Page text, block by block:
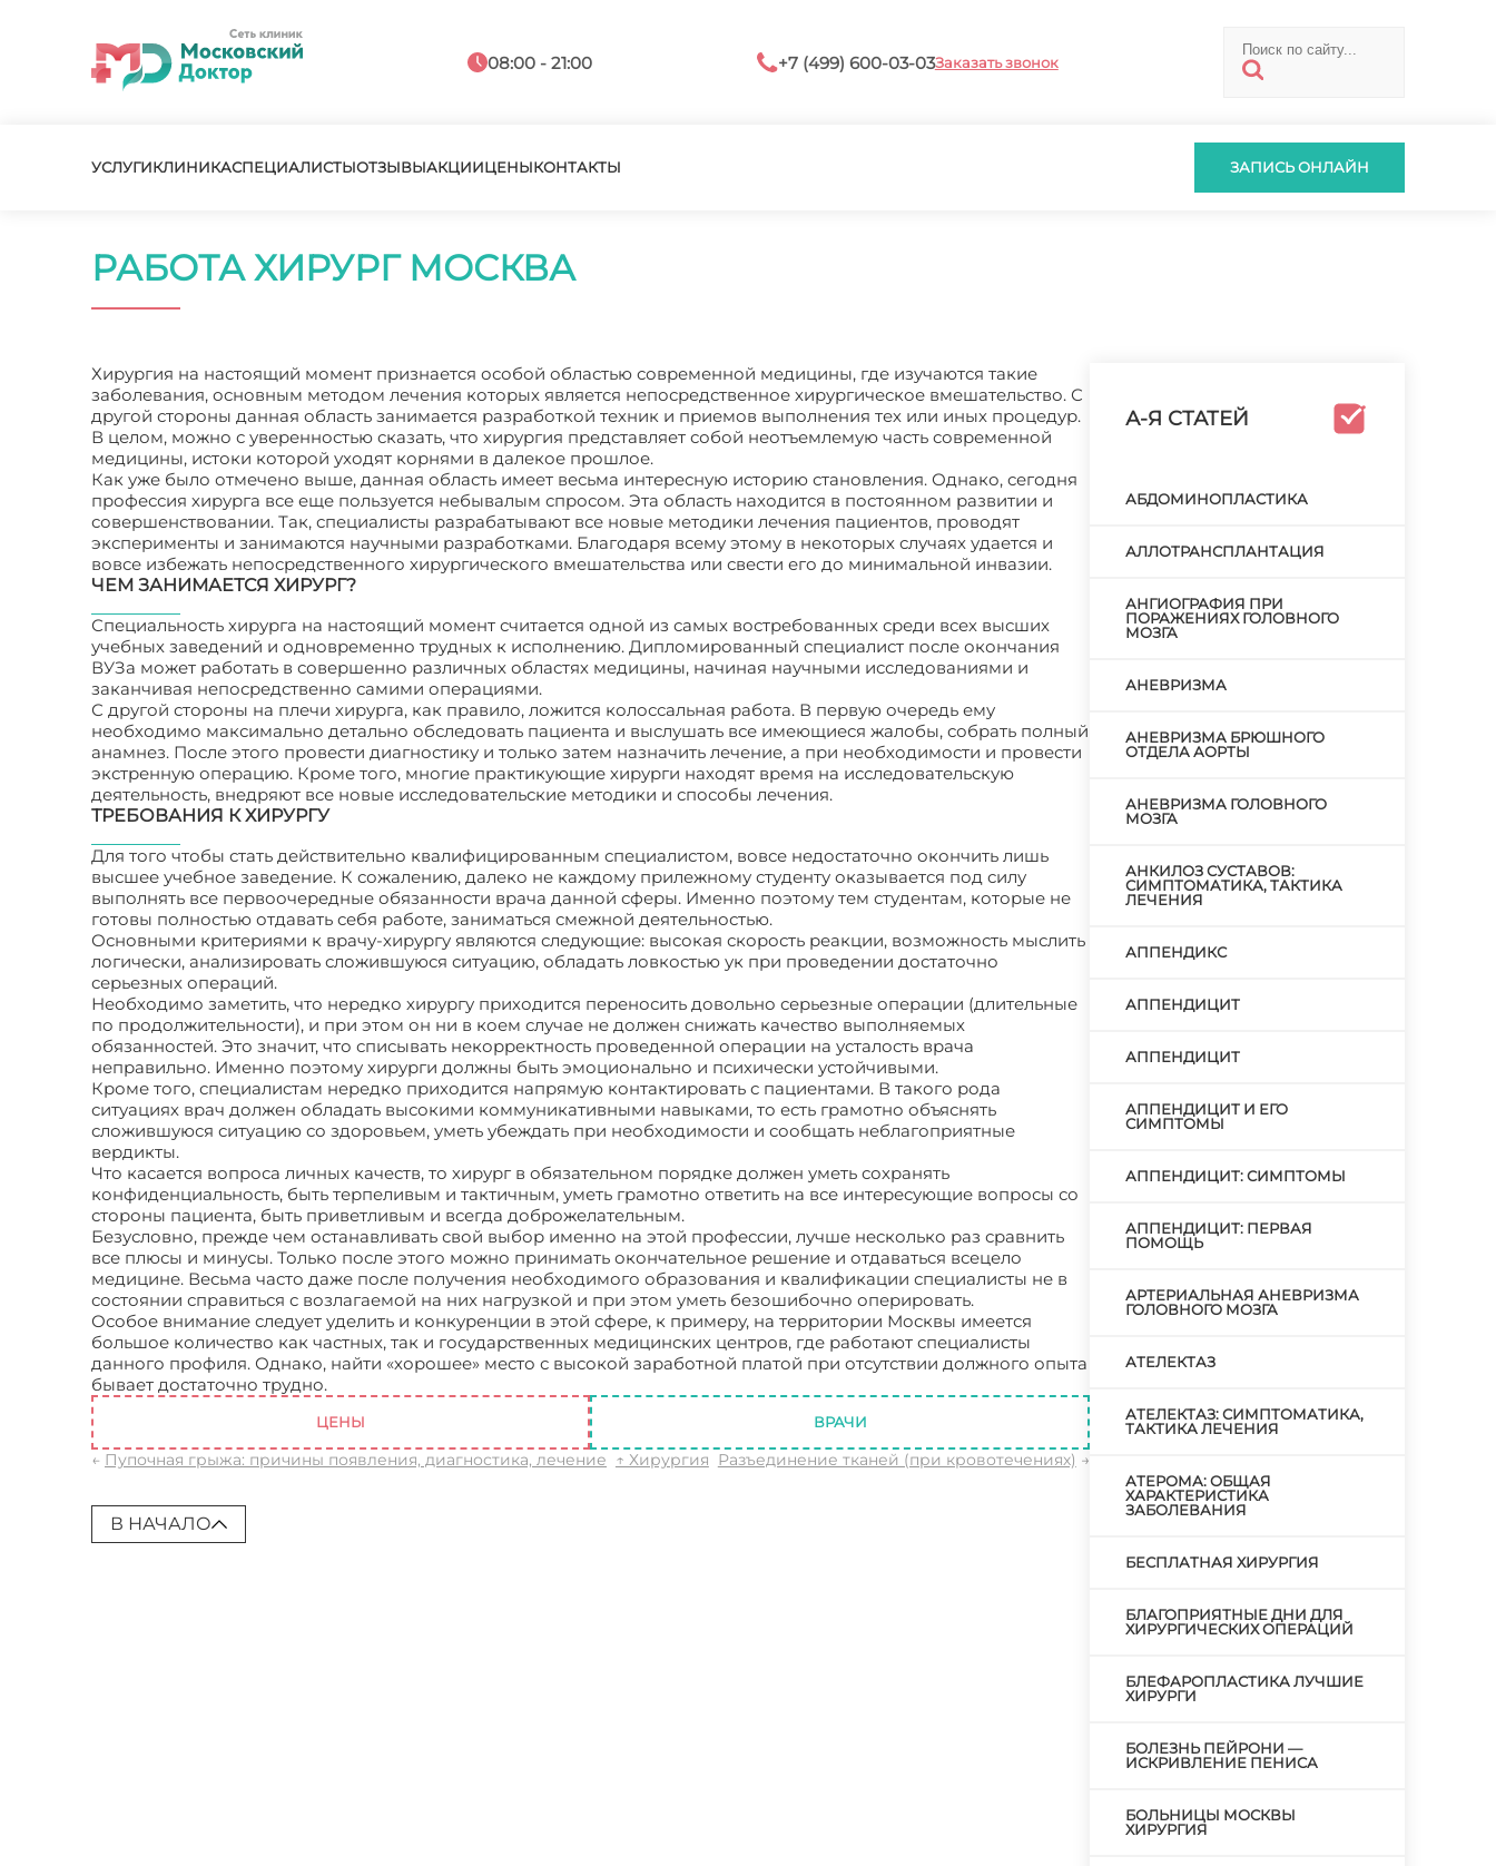
08:00 - 21:00 +7 (499) 600-03-03Заказать звонок
УСЛУГИКЛИНИКАСПЕЦИАЛИСТЫОТЗЫВЫАКЦИИЦЕНЫКОНТАКТЫ ЗАПИСЬ ОНЛАЙН
РАБОТА ХИРУРГ МОСКВА
Хирургия на настоящий момент признается особой областью современной медицины, где изучаются такие
заболевания, основным методом лечения которых является непосредственное хирургическое вмешательство. С
другой стороны данная область занимается разработкой техник и приемов выполнения тех или иных процедур.
В целом, можно с уверенностью сказать, что хирургия представляет собой неотъемлемую часть современной
медицины, истоки которой уходят корнями в далекое прошлое.
Как уже было отмечено выше, данная область имеет весьма интересную историю становления. Однако, сегодня
профессия хирурга все еще пользуется небывалым спросом. Эта область находится в постоянном развитии и
совершенствовании. Так, специалисты разрабатывают все новые методики лечения пациентов, проводят
эксперименты и занимаются научными разработками. Благодаря всему этому в некоторых случаях удается и
вовсе избежать непосредственного хирургического вмешательства или свести его до минимальной инвазии.
ЧЕМ ЗАНИМАЕТСЯ ХИРУРГ?
Специальность хирурга на настоящий момент считается одной из самых востребованных среди всех высших
учебных заведений и одновременно трудных к исполнению. Дипломированный специалист после окончания
ВУЗа может работать в совершенно различных областях медицины, начиная научными исследованиями и
заканчивая непосредственно самими операциями.
С другой стороны на плечи хирурга, как правило, ложится колоссальная работа. В первую очередь ему
необходимо максимально детально обследовать пациента и выслушать все имеющиеся жалобы, собрать полный
анамнез. После этого провести диагностику и только затем назначить лечение, а при необходимости и провести
экстренную операцию. Кроме того, многие практикующие хирурги находят время на исследовательскую
деятельность, внедряют все новые исследовательские методики и способы лечения.
ТРЕБОВАНИЯ К ХИРУРГУ
Для того чтобы стать действительно квалифицированным специалистом, вовсе недостаточно окончить лишь
высшее учебное заведение. К сожалению, далеко не каждому прилежному студенту оказывается под силу
выполнять все первоочередные обязанности врача данной сферы. Именно поэтому тем студентам, которые не
готовы полностью отдавать себя работе, заниматься смежной деятельностью.
Основными критериями к врачу-хирургу являются следующие: высокая скорость реакции, возможность мыслить
логически, анализировать сложившуюся ситуацию, обладать ловкостью ук при проведении достаточно
серьезных операций.
Необходимо заметить, что нередко хирургу приходится переносить довольно серьезные операции (длительные
по продолжительности), и при этом он ни в коем случае не должен снижать качество выполняемых
обязанностей. Это значит, что списывать некорректность проведенной операции на усталость врача
неправильно. Именно поэтому хирурги должны быть эмоционально и психически устойчивыми.
Кроме того, специалистам нередко приходится напрямую контактировать с пациентами. В такого рода
ситуациях врач должен обладать высокими коммуникативными навыками, то есть грамотно объяснять
сложившуюся ситуацию со здоровьем, уметь убеждать при необходимости и сообщать неблагоприятные
вердикты.
Что касается вопроса личных качеств, то хирург в обязательном порядке должен уметь сохранять
конфиденциальность, быть терпеливым и тактичным, уметь грамотно ответить на все интересующие вопросы со
стороны пациента, быть приветливым и всегда доброжелательным.
Безусловно, прежде чем останавливать свой выбор именно на этой профессии, лучше несколько раз сравнить
все плюсы и минусы. Только после этого можно принимать окончательное решение и отдаваться всецело
медицине. Весьма часто даже после получения необходимого образования и квалификации специалисты не в
состоянии справиться с возлагаемой на них нагрузкой и при этом уметь безошибочно оперировать.
Особое внимание следует уделить и конкуренции в этой сфере, к примеру, на территории Москвы имеется
большое количество как частных, так и государственных медицинских центров, где работают специалисты
данного профиля. Однако, найти «хорошее» место с высокой заработной платой при отсутствии должного опыта
бывает достаточно трудно.
ЦЕНЫ ВРАЧИ
← Пупочная грыжа: причины появления, диагностика, лечение ↑ Хирургия Разъединение тканей (при кровотечениях) →
В НАЧАЛО
А-Я СТАТЕЙ
АБДОМИНОПЛАСТИКА
АЛЛОТРАНСПЛАНТАЦИЯ
АНГИОГРАФИЯ ПРИ
ПОРАЖЕНИЯХ ГОЛОВНОГО
МОЗГА
АНЕВРИЗМА
АНЕВРИЗМА БРЮШНОГО
ОТДЕЛА АОРТЫ
АНЕВРИЗМА ГОЛОВНОГО
МОЗГА
АНКИЛОЗ СУСТАВОВ:
СИМПТОМАТИКА, ТАКТИКА
ЛЕЧЕНИЯ
АППЕНДИКС
АППЕНДИЦИТ
АППЕНДИЦИТ
АППЕНДИЦИТ И ЕГО
СИМПТОМЫ
АППЕНДИЦИТ: СИМПТОМЫ
АППЕНДИЦИТ: ПЕРВАЯ
ПОМОЩЬ
АРТЕРИАЛЬНАЯ АНЕВРИЗМА
ГОЛОВНОГО МОЗГА
АТЕЛЕКТАЗ
АТЕЛЕКТАЗ: СИМПТОМАТИКА,
ТАКТИКА ЛЕЧЕНИЯ
АТЕРОМА: ОБЩАЯ
ХАРАКТЕРИСТИКА
ЗАБОЛЕВАНИЯ
БЕСПЛАТНАЯ ХИРУРГИЯ
БЛАГОПРИЯТНЫЕ ДНИ ДЛЯ
ХИРУРГИЧЕСКИХ ОПЕРАЦИЙ
БЛЕФАРОПЛАСТИКА ЛУЧШИЕ
ХИРУРГИ
БОЛЕЗНЬ ПЕЙРОНИ —
ИСКРИВЛЕНИЕ ПЕНИСА
БОЛЬНИЦЫ МОСКВЫ
ХИРУРГИЯ